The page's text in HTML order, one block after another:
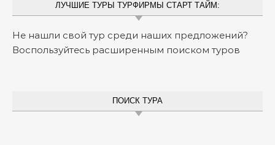
ЛУЧШИЕ ТУРЫ ТУРФИРМЫ СТАРТ ТАЙМ:
Не нашли свой тур среди наших предложений?
Воспользуйтесь расширенным поиском туров
ПОИСК ТУРА